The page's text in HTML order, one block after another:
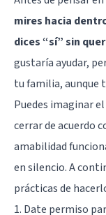
mires hacia
dices “sí” sin
gustaría ayudar,
tu familia, aunque
Puedes imaginar
cerrar de acuerdo
amabilidad
en silencio. A
prácticas de
1. Date permiso